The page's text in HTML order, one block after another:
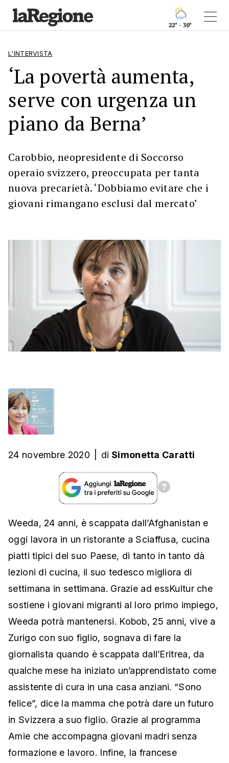
22° - 30°
L'INTERVISTA
‘La povertà aumenta,
serve con urgenza un
piano da Berna’
Carobbio, neopresidente di Soccorso
operaio svizzero, preoccupata per tanta
nuova precarietà. ‘Dobbiamo evitare che i
giovani rimangano esclusi dal mercato’
24 novembre 2020 di Simonetta Caratti
Weeda, 24 anni, è scappata dall’Afghanistan e
oggi lavora in un ristorante a Sciaffusa, cucina
piatti tipici del suo Paese, di tanto in tanto dà
lezioni di cucina, il suo tedesco migliora di
settimana in settimana. Grazie ad essKultur che
sostiene i giovani migranti al loro primo impiego,
Weeda potrà mantenersi. Kobob, 25 anni, vive a
Zurigo con suo figlio, sognava di fare la
giornalista quando è scappata dall’Eritrea, da
qualche mese ha iniziato un’apprendistato come
assistente di cura in una casa anziani. “Sono
felice”, dice la mamma che potrà dare un futuro
in Svizzera a suo figlio. Grazie al programma
Amie che accompagna giovani madri senza
formazione e lavoro. Infine, la francese